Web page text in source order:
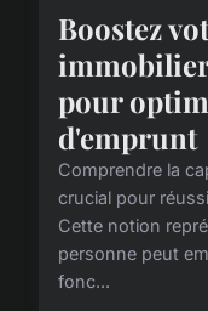
Boostez
pour
d'emprunt
Comprendre la
crucial pour
Cette notion
personne peut
fonc...